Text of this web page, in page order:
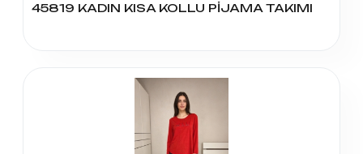
45819 KADIN KISA KOLLU PİJAMA TAKIMI